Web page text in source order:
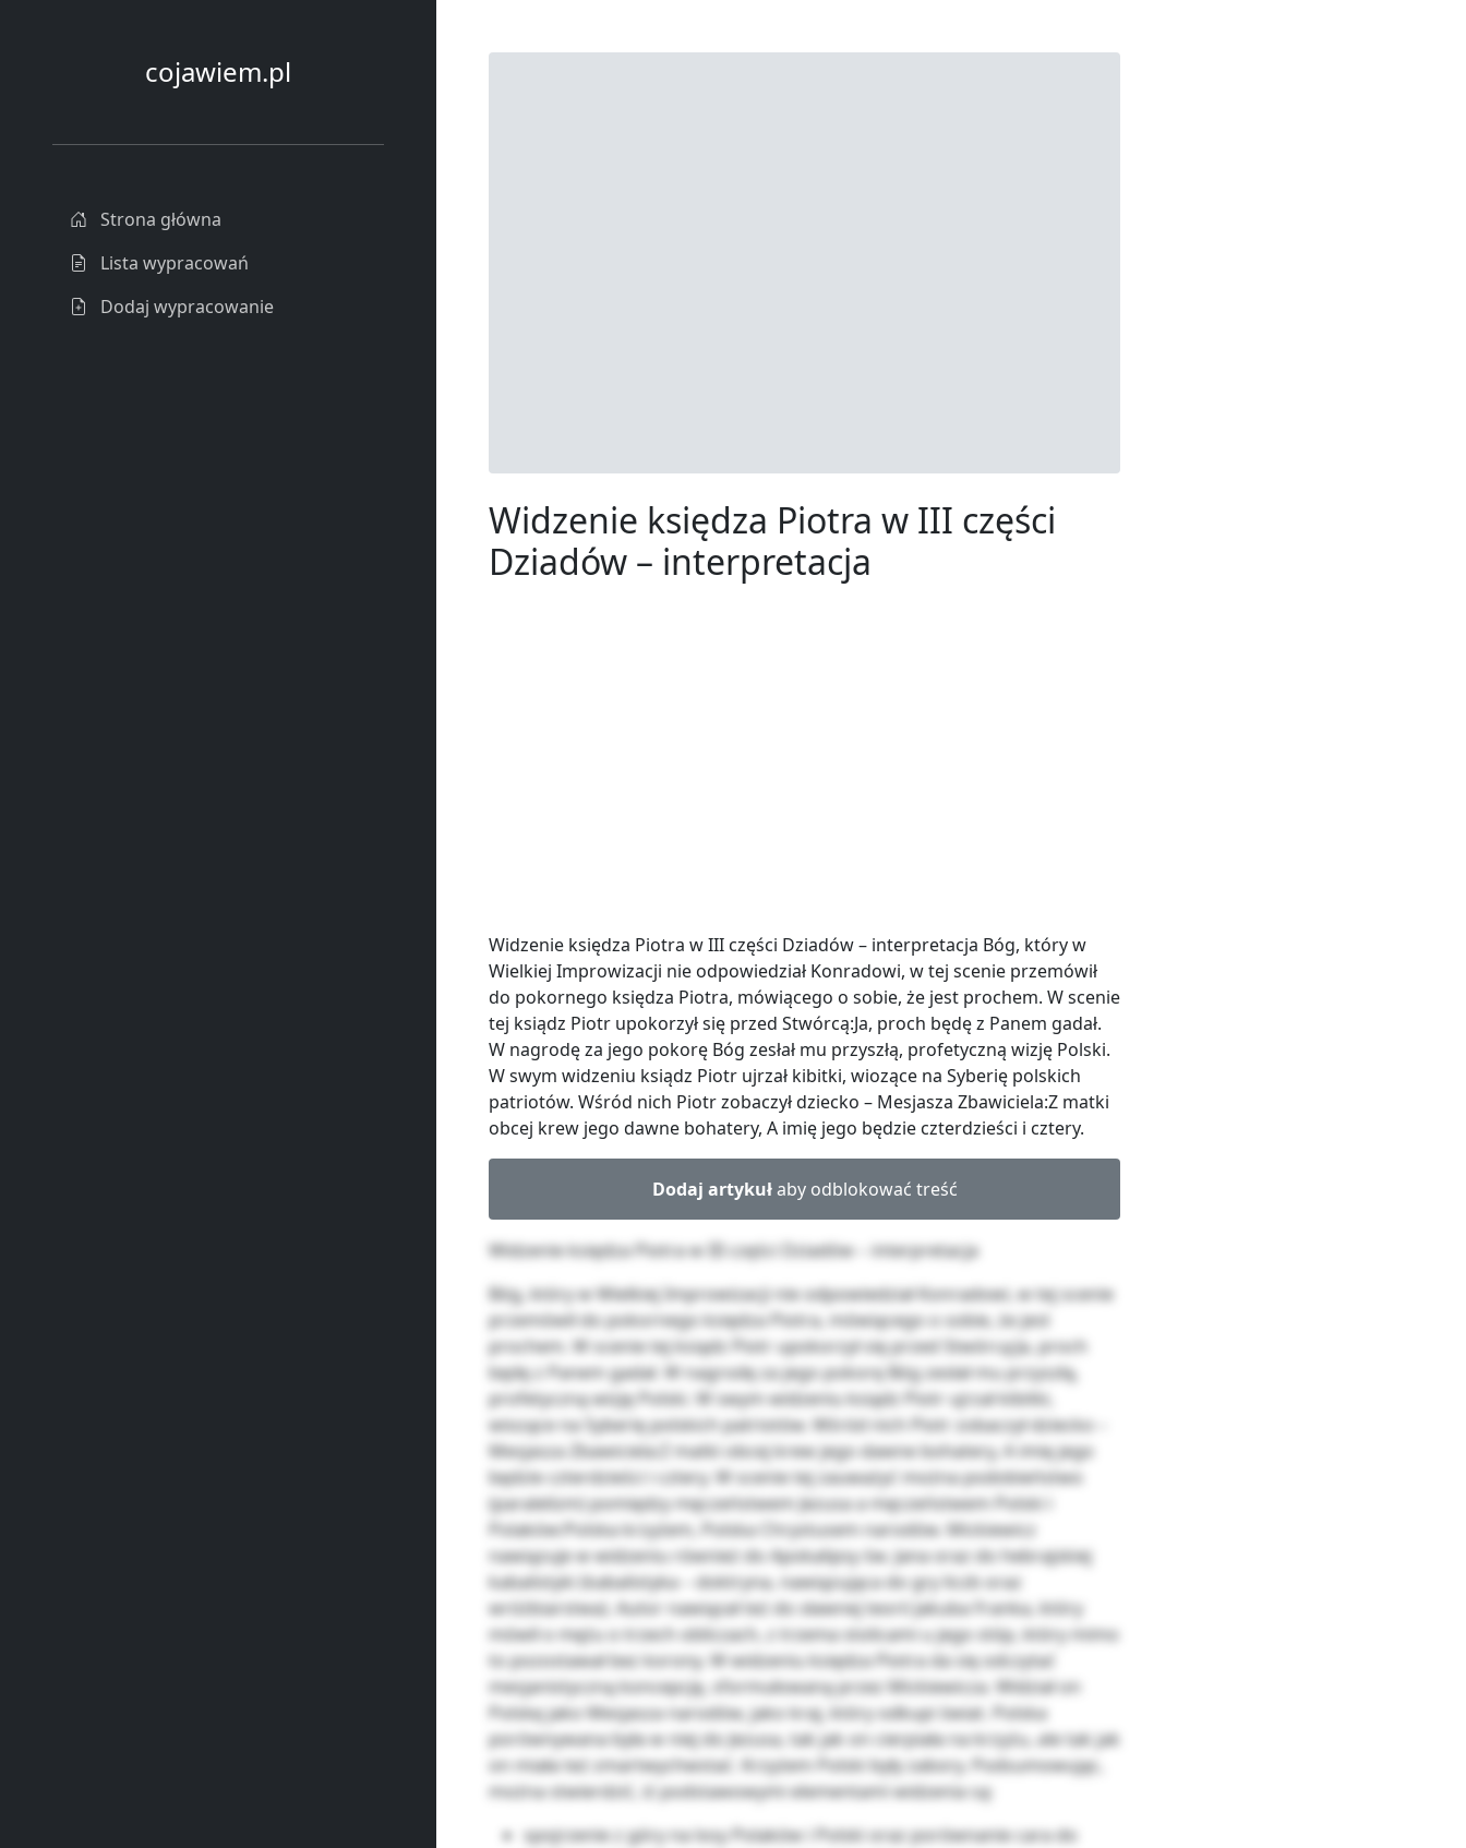
cojawiem.pl
Strona główna
Lista wypracowań
Dodaj wypracowanie
Widzenie księdza Piotra w III części
Dziadów – interpretacja
Widzenie księdza Piotra w III części Dziadów – interpretacja Bóg, który w
Wielkiej Improwizacji nie odpowiedział Konradowi, w tej scenie przemówił
do pokornego księdza Piotra, mówiącego o sobie, że jest prochem. W scenie
tej ksiądz Piotr upokorzył się przed Stwórcą:Ja, proch będę z Panem gadał.
W nagrodę za jego pokorę Bóg zesłał mu przyszłą, profetyczną wizję Polski.
W swym widzeniu ksiądz Piotr ujrzał kibitki, wiozące na Syberię polskich
patriotów. Wśród nich Piotr zobaczył dziecko – Mesjasza Zbawiciela:Z matki
obcej krew jego dawne bohatery, A imię jego będzie czterdzieści i cztery.
Dodaj artykułaby odblokować treść
Widzenie księdza Piotra w III części Dziadów – interpretacja
Bóg, który w Wielkiej Improwizacji nie odpowiedział Konradowi, w tej scenie
przemówił do pokornego księdza Piotra, mówiącego o sobie, że jest
prochem. W scenie tej ksiądz Piotr upokorzył się przed Stwórcą:Ja, proch
będę z Panem gadał. W nagrodę za jego pokorę Bóg zesłał mu przyszłą,
profetyczną wizję Polski. W swym widzeniu ksiądz Piotr ujrzał kibitki,
wiozące na Syberię polskich patriotów. Wśród nich Piotr zobaczył dziecko –
Mesjasza Zbawiciela:Z matki obcej krew jego dawne bohatery, A imię jego
będzie czterdzieści i cztery. W scenie tej zauważyć można podobieństwo
(paralelizm) pomiędzy męczeństwem Jezusa a męczeństwem Polski i
Polaków:Polska krzyżem, Polska Chrystusem narodów. Mickiewicz
nawiązuje w widzeniu również do Apokalipsy św. Jana oraz do hebrajskiej
kabalistyki (kabalistyka – doktryna, nawiązująca do gry liczb oraz
wróżbiarstwa). Autor nawiązał też do sławnej teorii Jakuba Franka, który
mówił o mężu o trzech obliczach, z trzema stolicami u jego stóp, który mimo
to pozostawał bez korony. W widzeniu księdza Piotra da się odczytać
mesjanistyczną koncepcję, sformułowaną przez Mickiewicza. Widział on
Polskę jako Mesjasza narodów, jako kraj, który odkupi świat. Polska
porównywana była w niej do Jezusa, tak jak on cierpiała na krzyżu, ale tak jak
on miała też zmartwychwstać. Krzyżem Polski były zabory. Podsumowując,
można stwierdzić, iż podstawowymi elementami widzenia są:
spojrzenie z góry na losy Polaków i Polski oraz porównanie cara do